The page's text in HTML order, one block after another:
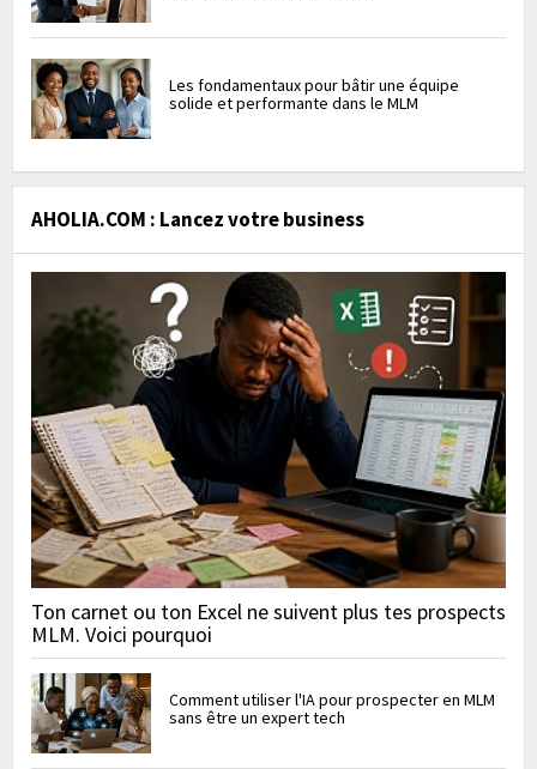
Les fondamentaux pour bâtir une équipe
solide et performante dans le MLM
AHOLIA.COM : Lancez votre business
Ton carnet ou ton Excel ne suivent plus tes prospects
MLM. Voici pourquoi
Comment utiliser l'IA pour prospecter en MLM
sans être un expert tech